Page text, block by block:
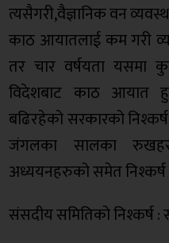
त्यसैगरी,वैज्ञानिक वन
काठ आयातलाई कम गरी
तर चार वर्षयता यसमा
विदेशबाट काठ आयात
बढिरहेको सरकारको
जंगलका सालका रुखहरु
अध्ययनहरुको समेत निश्कर्ष
संसदीय समितिको निश्कर्ष